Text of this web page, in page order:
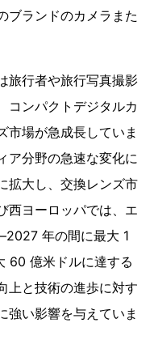
ブランドのカメラまた
旅行者や旅行写真撮影
コンパクトデジタルカ
市場が急成長していま
ア分野の急速な変化に
拡大し、交換レンズ市
西ヨーロッパでは、エ
年の間に最大 1
60 億米ドルに達する
上と技術の進歩に対す
強い影響を与えていま